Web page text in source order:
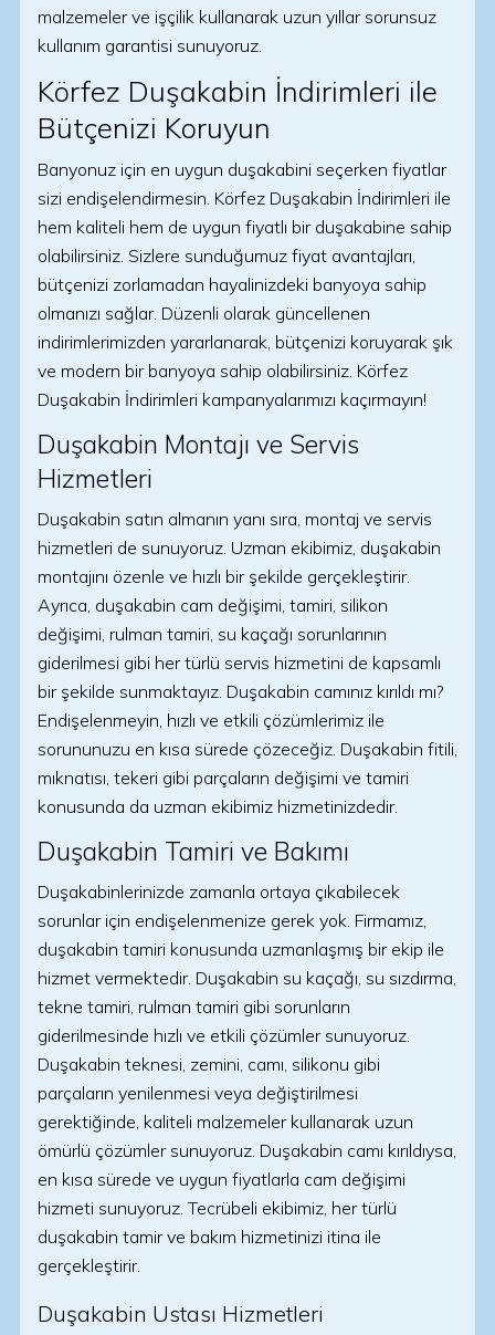
malzemeler ve işçilik kullanarak uzun yıllar sorunsuz
kullanım garantisi sunuyoruz.
Körfez Duşakabin İndirimleri ile
Bütçenizi Koruyun
Banyonuz için en uygun duşakabini seçerken fiyatlar
sizi endişelendirmesin. Körfez Duşakabin İndirimleri ile
hem kaliteli hem de uygun fiyatlı bir duşakabine sahip
olabilirsiniz. Sizlere sunduğumuz fiyat avantajları,
bütçenizi zorlamadan hayalinizdeki banyoya sahip
olmanızı sağlar. Düzenli olarak güncellenen
indirimlerimizden yararlanarak, bütçenizi koruyarak şık
ve modern bir banyoya sahip olabilirsiniz. Körfez
Duşakabin İndirimleri kampanyalarımızı kaçırmayın!
Duşakabin Montajı ve Servis
Hizmetleri
Duşakabin satın almanın yanı sıra, montaj ve servis
hizmetleri de sunuyoruz. Uzman ekibimiz, duşakabin
montajını özenle ve hızlı bir şekilde gerçekleştirir.
Ayrıca, duşakabin cam değişimi, tamiri, silikon
değişimi, rulman tamiri, su kaçağı sorunlarının
giderilmesi gibi her türlü servis hizmetini de kapsamlı
bir şekilde sunmaktayız. Duşakabin camınız kırıldı mı?
Endişelenmeyin, hızlı ve etkili çözümlerimiz ile
sorununuzu en kısa sürede çözeceğiz. Duşakabin fitili,
mıknatısı, tekeri gibi parçaların değişimi ve tamiri
konusunda da uzman ekibimiz hizmetinizdedir.
Duşakabin Tamiri ve Bakımı
Duşakabinlerinizde zamanla ortaya çıkabilecek
sorunlar için endişelenmenize gerek yok. Firmamız,
duşakabin tamiri konusunda uzmanlaşmış bir ekip ile
hizmet vermektedir. Duşakabin su kaçağı, su sızdırma,
tekne tamiri, rulman tamiri gibi sorunların
giderilmesinde hızlı ve etkili çözümler sunuyoruz.
Duşakabin teknesi, zemini, camı, silikonu gibi
parçaların yenilenmesi veya değiştirilmesi
gerektiğinde, kaliteli malzemeler kullanarak uzun
ömürlü çözümler sunuyoruz. Duşakabin camı kırıldıysa,
en kısa sürede ve uygun fiyatlarla cam değişimi
hizmeti sunuyoruz. Tecrübeli ekibimiz, her türlü
duşakabin tamir ve bakım hizmetinizi itina ile
gerçekleştirir.
Duşakabin Ustası Hizmetleri